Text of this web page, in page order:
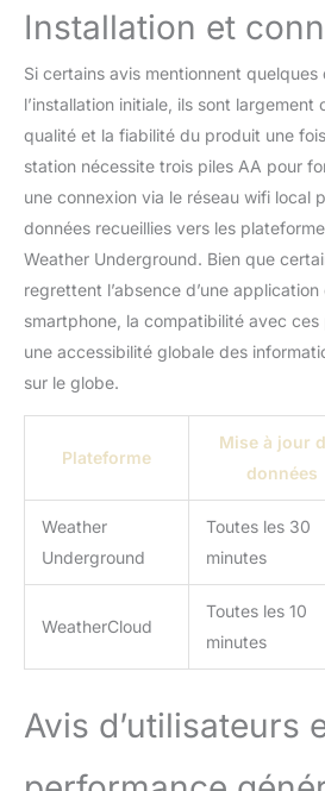
heures.
Contenu:
base,
avec
montage,
240V/
Installation et
Si certains avis mentionnent quelques
l’installation initiale, ils sont largement
qualité et la fiabilité du produit une
station nécessite trois piles AA pour
une connexion via le réseau wifi local
données recueillies vers les
Weather Underground. Bien que
regrettent l’absence d’une
smartphone, la compatibilité avec
une accessibilité globale des
sur le globe.
Plateforme
Mise à jour
données
Weather
Underground
Toutes les 30
minutes
WeatherCloud
Toutes les 10
minutes
Avis d’utilisateurs